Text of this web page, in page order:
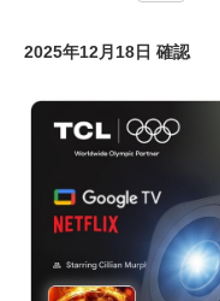
2025年12月18日 確認